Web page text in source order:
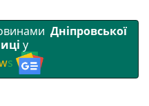
Дніпровської
у
s